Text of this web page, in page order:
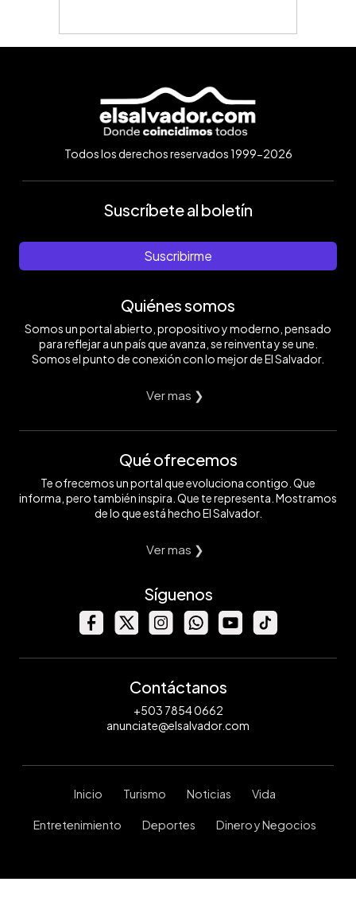
Todos los derechos reservados 1999-2026
Suscríbete al boletín
Suscribirme
Quiénes somos
Somos un portal abierto, propositivo y moderno, pensado
para reflejar a un país que avanza, se reinventa y se une.
Somos el punto de conexión con lo mejor de El Salvador.
Ver mas ❯
Qué ofrecemos
Te ofrecemos un portal que evoluciona contigo. Que
informa, pero también inspira. Que te representa. Mostramos
de lo que está hecho El Salvador.
Ver mas ❯
Síguenos
Contáctanos
+503 7854 0662
anunciate@elsalvador.com
Inicio Turismo Noticias Vida
Entretenimiento Deportes Dinero y Negocios